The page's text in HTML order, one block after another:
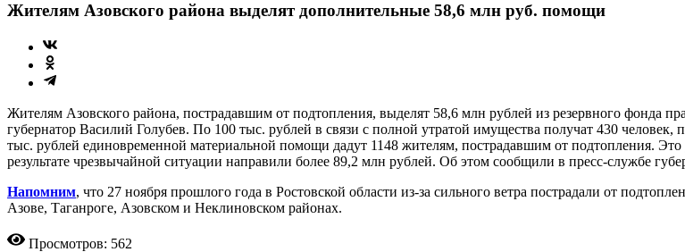
Жителям Азовского района выделят дополнительные 58,6 млн руб. помощи
Жителям Азовского района, пострадавшим от подтопления, выделят 58,6 млн рублей из резервного фонда
губернатор Василий Голубев. По 100 тыс. рублей в связи с полной утратой имущества получат 430
тыс. рублей единовременной материальной помощи дадут 1148 жителям, пострадавшим от подтопления.
результате чрезвычайной ситуации направили более 89,2 млн рублей. Об этом сообщили в пресс-службе
Напомним, что 27 ноября прошлого года в Ростовской области из-за сильного ветра пострадали от
Азове, Таганроге, Азовском и Неклиновском районах.
Просмотров: 562